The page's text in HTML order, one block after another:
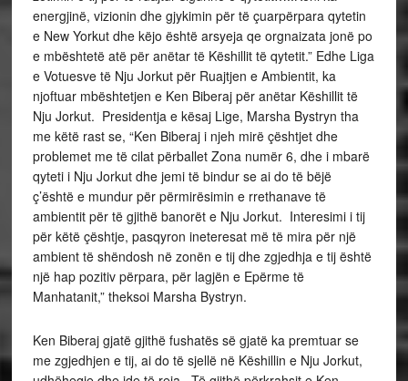
energjinë, vizionin dhe gjykimin për të çuarpërpara qytetin
e New Yorkut dhe këjo është arsyeja qe orgnaizata jonë po
e mbështetë atë për anëtar të Këshillit të qytetit.” Edhe Liga
e Votuesve të Nju Jorkut për Ruajtjen e Ambientit, ka
njoftuar mbështetjen e Ken Biberaj për anëtar Këshillit të
Nju Jorkut. Presidentja e kësaj Lige, Marsha Bystryn tha
me këtë rast se, “Ken Biberaj i njeh mirë çështjet dhe
problemet me të cilat përballet Zona numër 6, dhe i mbarë
qyteti i Nju Jorkut dhe jemi të bindur se ai do të bëjë
ç’është e mundur për përmirësimin e rrethanave të
ambientit për të gjithë banorët e Nju Jorkut. Interesimi i tij
për këtë çështje, pasqyron ineteresat më të mira për një
ambient të shëndosh në zonën e tij dhe zgjedhja e tij është
një hap pozitiv përpara, për lagjën e Epërme të
Manhatanit,” theksoi Marsha Bystryn.
Ken Biberaj gjatë gjithë fushatës së gjatë ka premtuar se
me zgjedhjen e tij, ai do të sjellë në Këshillin e Nju Jorkut,